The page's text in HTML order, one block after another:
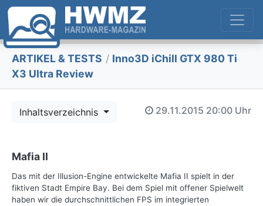
ARTIKEL & TESTS / Inno3D iChill GTX 980 Ti
X3 Ultra Review
Inhaltsverzeichnis 29.11.2015 20:00 Uhr
Mafia II
Das mit der Illusion-Engine entwickelte Mafia II spielt in der
fiktiven Stadt Empire Bay. Bei dem Spiel mit offener Spielwelt
haben wir die durchschnittlichen FPS im integrierten